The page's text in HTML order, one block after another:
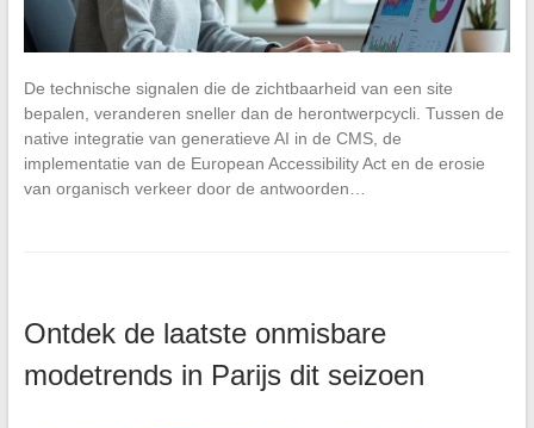
De technische signalen die de zichtbaarheid van een site
bepalen, veranderen sneller dan de herontwerpcycli. Tussen de
native integratie van generatieve AI in de CMS, de
implementatie van de European Accessibility Act en de erosie
van organisch verkeer door de antwoorden…
Ontdek de laatste onmisbare
modetrends in Parijs dit seizoen